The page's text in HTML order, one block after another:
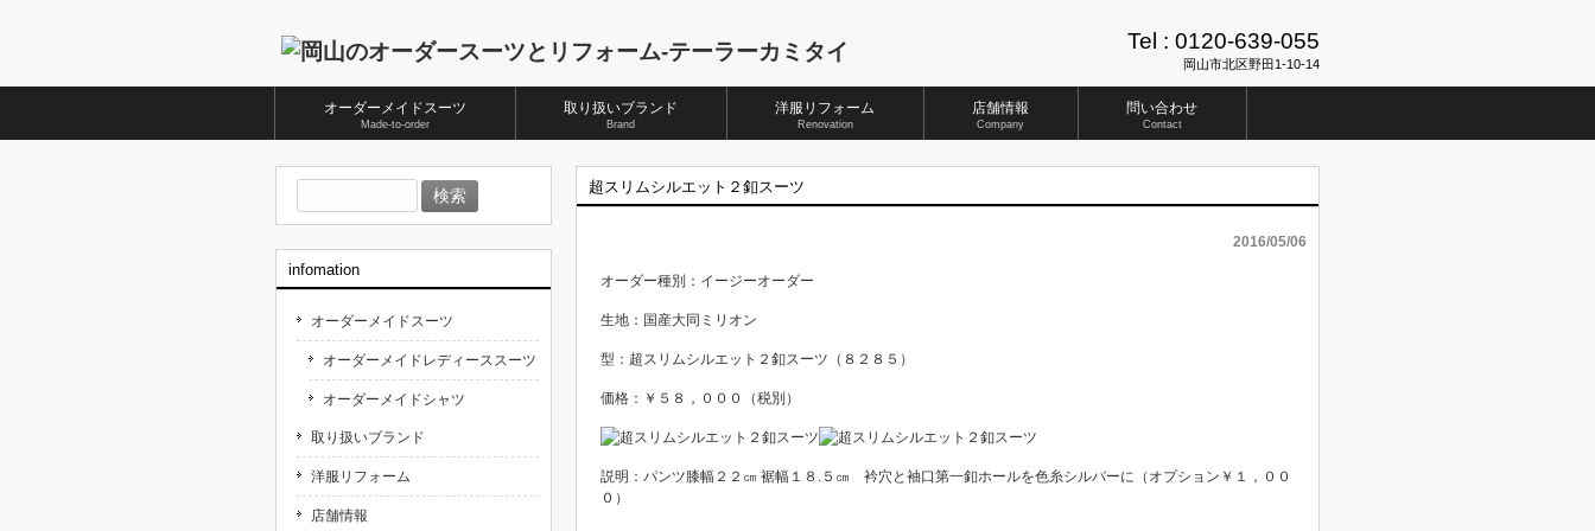
Tel : 0120-639-055
岡山市北区野田1-10-14
オーダーメイドスーツ
Made-to-order
取り扱いブランド
Brand
洋服リフォーム
Renovation
店舗情報
Company
問い合わせ
Contact
超スリムシルエット２釦スーツ
2016/05/06
オーダー種別：イージーオーダー
生地：国産大同ミリオン
型：超スリムシルエット２釦スーツ（８２８５）
価格：￥５８，０００（税別）
説明：パンツ膝幅２２㎝ 裾幅１８.５㎝ 衿穴と袖口第一釦ホールを色糸シルバーに（オプション￥１，００
０）
索:
infomation
オーダーメイドスーツ
オーダーメイドレディーススーツ
オーダーメイドシャツ
取り扱いブランド
洋服リフォーム
店舗情報